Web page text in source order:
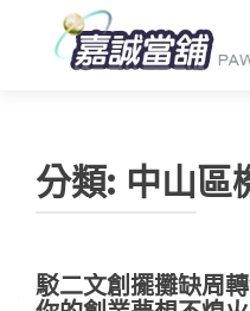
分類: 中山區
駁二文創擺攤缺周
文